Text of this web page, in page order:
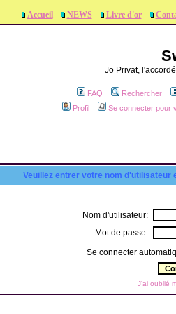
Accueil NEWS Livre d'or
Jo Privat,
FAQ Rechercher
Profil
Se connecter pour
Veuillez entrer votre nom d'utilisateur
Nom d'utilisateur:
Mot de passe:
Se connecter
J'ai oublié